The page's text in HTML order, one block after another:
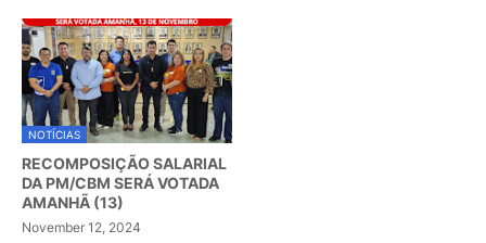
NOTÍCIAS
RECOMPOSIÇÃO SALARIAL
DA PM/CBM SERÁ VOTADA
AMANHÃ (13)
November 12, 2024